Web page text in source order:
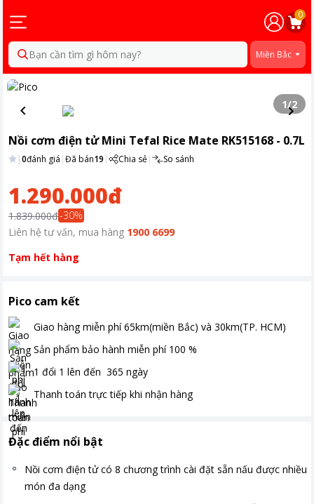
0
Bạn cần tìm gì hôm nay? Miền Bắc
1/2
Nồi cơm điện tử Mini Tefal Rice Mate RK515168 - 0.7L
|0đánh giá |Đã bán19 | Chia sẻ| So sánh
1.290.000đ
1.839.000đ-30%
Liên hệ tư vấn, mua hàng 1900 6699
Tạm hết hàng
Pico cam kết
Giao hàng miễn phí 65km(miền Bắc) và 30km(TP. HCM)
Sản phẩm bảo hành miễn phí 100 %
1 đổi 1 lên đến 365 ngày
Thanh toán trực tiếp khi nhận hàng
Đặc điểm nổi bật
Nồi cơm điện tử có 8 chương trình cài đặt sẵn nấu được nhiều
món đa dạng